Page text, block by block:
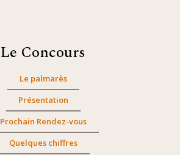
Le Concours
Le palmarès
Présentation
Prochain Rendez-vous
Quelques chiffres